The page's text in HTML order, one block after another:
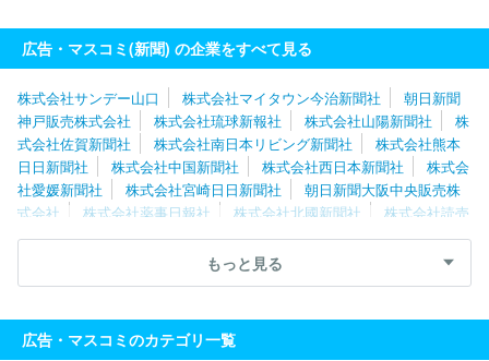
済新聞社
株式会社サンデー山口 株式会社山陽新聞社
広告・マスコミ(新聞) の企業をすべて見る
株式会社サンデー山口 株式会社マイタウン今治新聞社
朝日新聞
神戸販売株式会社
株式会社琉球新報社 株式会社山陽新聞社
株
式会社佐賀新聞社
株式会社南日本リビング新聞社
株式会社熊本
日日新聞社
株式会社中国新聞社 株式会社西日本新聞社
株式会
社愛媛新聞社
株式会社宮崎日日新聞社
朝日新聞大阪中央販売株
式会社
株式会社薬事日報社 株式会社北國新聞社
株式会社読売
新聞大阪本社
株式会社中部経済新聞社 株式会社伊勢新聞社
株
株式会社ＪＳコーポレーション
株式会社
アサヒ・ファミリー・ニュース社
会社中日新聞社
信濃毎日新聞株式会社
株式会社北海道通信社
株式会社北海道建設新聞社
株式会社北海道新聞社
もっと見る
広告・マスコミのカテゴリ一覧